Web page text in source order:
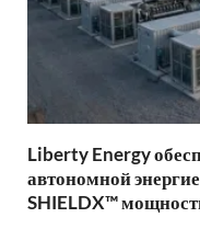
Liberty Energy
автономной
SHIELDX™